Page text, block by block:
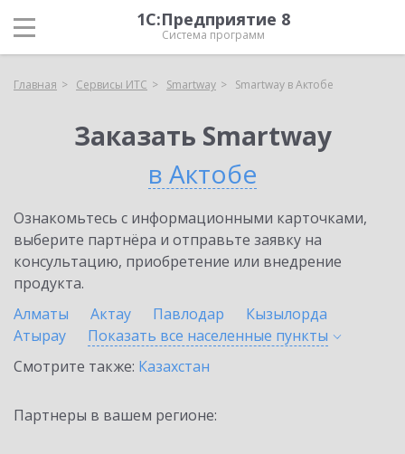
1С:Предприятие 8
Система программ
Главная Сервисы ИТС Smartway Smartway в Актобе
Заказать Smartway
в Актобе
Ознакомьтесь с информационными карточками,
выберите партнёра и отправьте заявку на
консультацию, приобретение или внедрение
продукта.
Алматы
Актау Павлодар
Кызылорда
Атырау
Показать все населенные пункты
Смотрите также: Казахстан
Партнеры в вашем регионе: